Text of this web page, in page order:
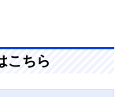
こちら